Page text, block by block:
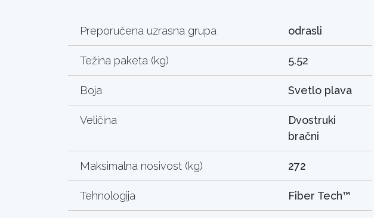
Preporučena uzrasna grupa odrasli
Težina paketa (kg) 5.52
Boja Svetlo plava
Veličina
Dvostruki
bračni
Maksimalna nosivost (kg) 272
Tehnologija Fiber Tech™